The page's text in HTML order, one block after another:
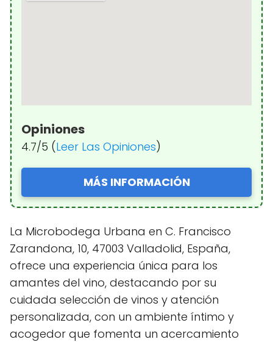
Opiniones
4.7/5 (Leer Las Opiniones)
MÁS INFORMACIÓN
La Microbodega Urbana en C. Francisco
Zarandona, 10, 47003 Valladolid, España,
ofrece una experiencia única para los
amantes del vino, destacando por su
cuidada selección de vinos y atención
personalizada, con un ambiente íntimo y
acogedor que fomenta un acercamiento